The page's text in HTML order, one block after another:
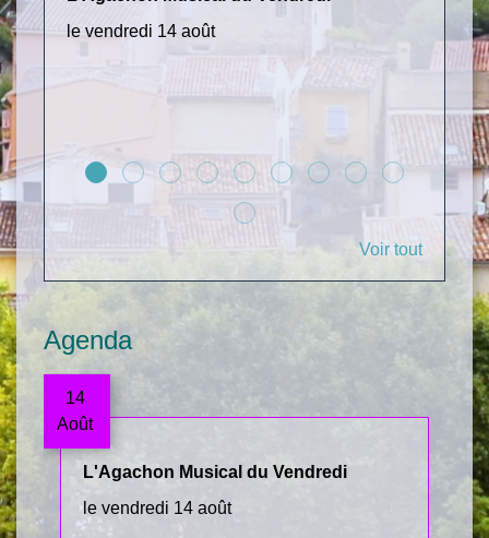
L'Agachon Musical du Vendredi
Le
Le
les
Voir tout
Agenda
Août
L'Agachon Musical du Vendredi